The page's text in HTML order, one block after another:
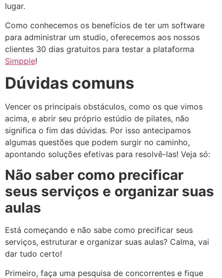
lugar.
Como conhecemos os benefícios de ter um software
para administrar um studio, oferecemos aos nossos
clientes 30 dias gratuitos para testar a plataforma
Simpple!
Dúvidas comuns
Vencer os principais obstáculos, como os que vimos
acima, e abrir seu próprio estúdio de pilates, não
significa o fim das dúvidas. Por isso antecipamos
algumas questões que podem surgir no caminho,
apontando soluções efetivas para resolvê-las! Veja só:
Não saber como precificar
seus serviços e organizar suas
aulas
Está começando e não sabe como precificar seus
serviços, estruturar e organizar suas aulas? Calma, vai
dar tudo certo!
Primeiro, faça uma pesquisa de concorrentes e fique